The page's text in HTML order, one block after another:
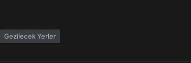
Gezilecek Yerler